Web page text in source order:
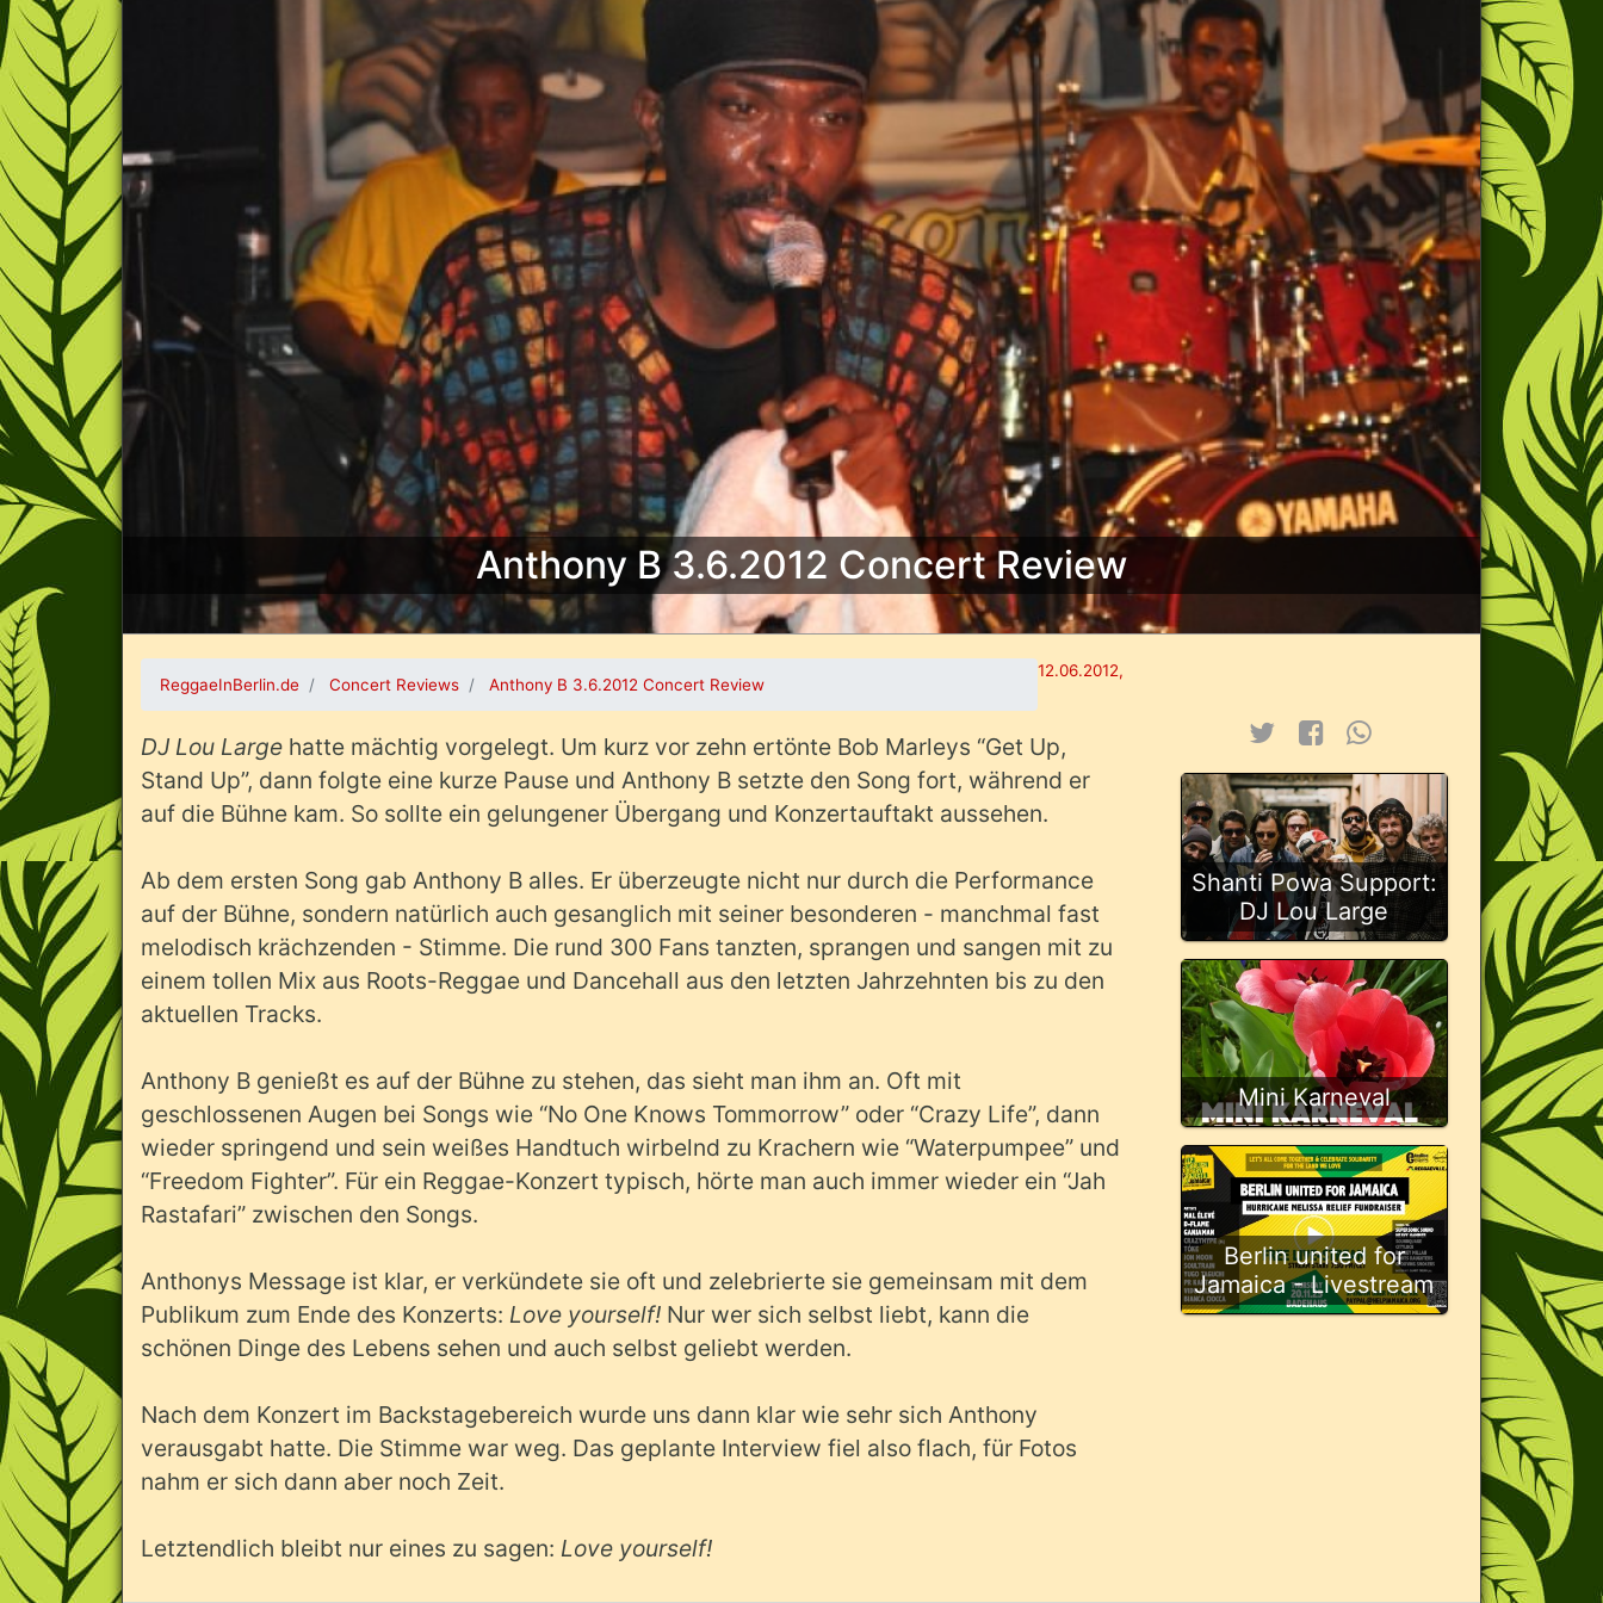
Anthony B 3.6.2012 Concert Review
12.06.2012,
ReggaeInBerlin.de Concert Reviews Anthony B 3.6.2012 Concert Review
DJ Lou Large hatte mächtig vorgelegt. Um kurz vor zehn ertönte Bob Marleys “Get Up,
Stand Up”, dann folgte eine kurze Pause und Anthony B setzte den Song fort, während er
auf die Bühne kam. So sollte ein gelungener Übergang und Konzertauftakt aussehen.
Ab dem ersten Song gab Anthony B alles. Er überzeugte nicht nur durch die Performance
auf der Bühne, sondern natürlich auch gesanglich mit seiner besonderen - manchmal fast
melodisch krächzenden - Stimme. Die rund 300 Fans tanzten, sprangen und sangen mit zu
einem tollen Mix aus Roots-Reggae und Dancehall aus den letzten Jahrzehnten bis zu den
aktuellen Tracks.
Anthony B genießt es auf der Bühne zu stehen, das sieht man ihm an. Oft mit
geschlossenen Augen bei Songs wie “No One Knows Tommorrow” oder “Crazy Life”, dann
wieder springend und sein weißes Handtuch wirbelnd zu Krachern wie “Waterpumpee” und
“Freedom Fighter”. Für ein Reggae-Konzert typisch, hörte man auch immer wieder ein “Jah
Rastafari” zwischen den Songs.
Anthonys Message ist klar, er verkündete sie oft und zelebrierte sie gemeinsam mit dem
Publikum zum Ende des Konzerts: Love yourself! Nur wer sich selbst liebt, kann die
schönen Dinge des Lebens sehen und auch selbst geliebt werden.
Nach dem Konzert im Backstagebereich wurde uns dann klar wie sehr sich Anthony
verausgabt hatte. Die Stimme war weg. Das geplante Interview fiel also flach, für Fotos
nahm er sich dann aber noch Zeit.
Letztendlich bleibt nur eines zu sagen: Love yourself!
Shanti Powa Support:
DJ Lou Large
Mini Karneval
Berlin united for
Jamaica - Livestream